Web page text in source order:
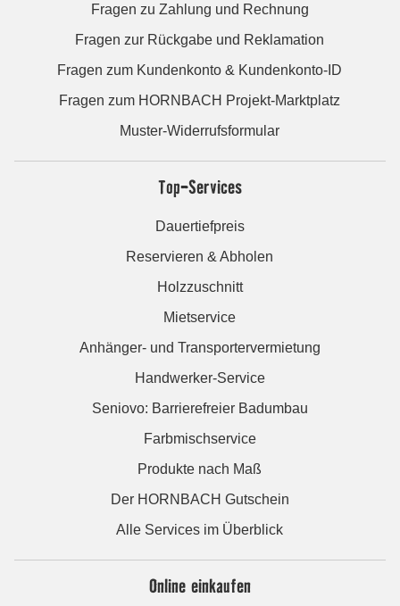
Fragen zu Zahlung und Rechnung
Fragen zur Rückgabe und Reklamation
Fragen zum Kundenkonto & Kundenkonto-ID
Fragen zum HORNBACH Projekt-Marktplatz
Muster-Widerrufsformular
Top-Services
Dauertiefpreis
Reservieren & Abholen
Holzzuschnitt
Mietservice
Anhänger- und Transportervermietung
Handwerker-Service
Seniovo: Barrierefreier Badumbau
Farbmischservice
Produkte nach Maß
Der HORNBACH Gutschein
Alle Services im Überblick
Online einkaufen